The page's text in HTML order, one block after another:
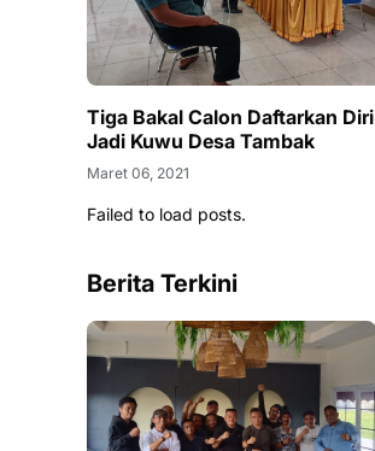
Tiga Bakal Calon Daftarkan Diri
Jadi Kuwu Desa Tambak
Maret 06, 2021
Failed to load posts.
Berita Terkini